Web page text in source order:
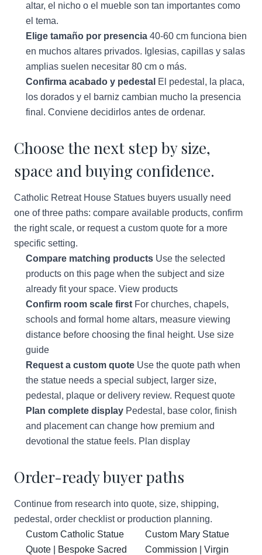
altar, el nicho o el mueble son tan importantes como
el tema.
Elige tamaño por presencia 40-60 cm funciona bien
en muchos altares privados. Iglesias, capillas y salas
amplias suelen necesitar 80 cm o más.
Confirma acabado y pedestal El pedestal, la placa,
los dorados y el barniz cambian mucho la presencia
final. Conviene decidirlos antes de ordenar.
Choose the next step by size,
space and buying confidence.
Catholic Retreat House Statues buyers usually need
one of three paths: compare available products, confirm
the right scale, or request a custom quote for a more
specific setting.
Compare matching products Use the selected
products on this page when the subject and size
already fit your space. View products
Confirm room scale first For churches, chapels,
schools and formal home altars, measure viewing
distance before choosing the final height. Use size
guide
Request a custom quote Use the quote path when
the statue needs a special subject, larger size,
pedestal, plaque or delivery review. Request quote
Plan complete display Pedestal, base color, finish
and placement can change how premium and
devotional the statue feels. Plan display
Order-ready buyer paths
Continue from research into quote, size, shipping,
pedestal, order checklist or production planning.
Custom Catholic Statue
Quote | Bespoke Sacred
Custom Mary Statue
Commission | Virgin